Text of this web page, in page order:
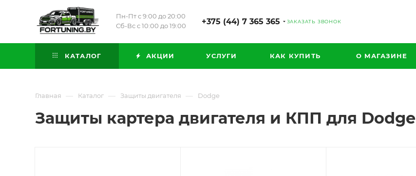
Пн-Пт с 9:00 до 20:00
Сб-Вс с 10:00 до 19:00
+375 (44) 7 365 365 ЗАКАЗАТЬ ЗВОНОК
КАТАЛОГ АКЦИИ УСЛУГИ КАК КУПИТЬ О МАГАЗИНЕ
Главная — Каталог — Защиты двигателя — Dodge
Защиты картера двигателя и КПП для Dodge